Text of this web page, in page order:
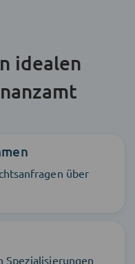
idealen
über
Spezialisierungen